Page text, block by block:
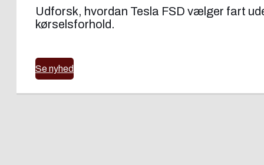
Udforsk, hvordan Tesla FSD vælger fart
kørselsforhold.
Se nyhed